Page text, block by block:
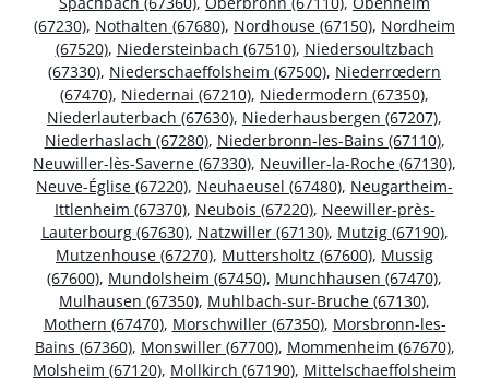
(67230), Nothalten (67680), Nordhouse (67150), Nordheim
(67520), Niedersteinbach (67510), Niedersoultzbach
(67330), Niederschaeffolsheim (67500), Niederrœdern
(67470), Niedernai (67210), Niedermodern (67350),
Niederlauterbach (67630), Niederhausbergen (67207),
Niederhaslach (67280), Niederbronn-les-Bains (67110),
Neuwiller-lès-Saverne (67330), Neuviller-la-Roche (67130),
Neuve-Église (67220), Neuhaeusel (67480), Neugartheim-
Ittlenheim (67370), Neubois (67220), Neewiller-près-
Lauterbourg (67630), Natzwiller (67130), Mutzig (67190),
Mutzenhouse (67270), Muttersholtz (67600), Mussig
(67600), Mundolsheim (67450), Munchhausen (67470),
Mulhausen (67350), Muhlbach-sur-Bruche (67130),
Mothern (67470), Morschwiller (67350), Morsbronn-les-
Bains (67360), Monswiller (67700), Mommenheim (67670),
Molsheim (67120), Mollkirch (67190), Mittelschaeffolsheim